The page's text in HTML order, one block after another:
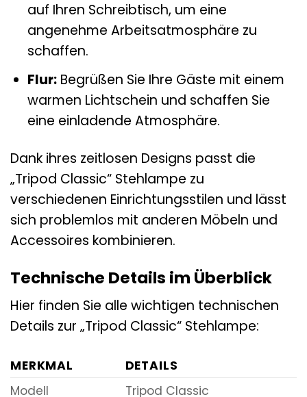
auf Ihren Schreibtisch, um eine
angenehme Arbeitsatmosphäre zu
schaffen.
Flur:Begrüßen Sie Ihre Gäste mit einem
warmen Lichtschein und schaffen Sie
eine einladende Atmosphäre.
Dank ihres zeitlosen Designs passt die
„Tripod Classic“ Stehlampe zu
verschiedenen Einrichtungsstilen und lässt
sich problemlos mit anderen Möbeln und
Accessoires kombinieren.
Technische Details im Überblick
Hier finden Sie alle wichtigen technischen
Details zur „Tripod Classic“ Stehlampe:
MERKMAL
DETAILS
Modell
Tripod Classic